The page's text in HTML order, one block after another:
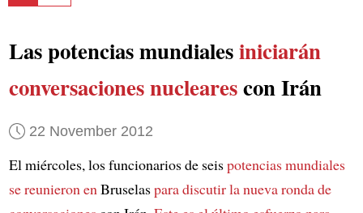
Las potencias mundialesiniciarán
conversaciones nuclearescon Irán
22 November 2012
El miércoles, los funcionarios de seispotencias mundiales
se reunieron enBruselaspara discutir la nueva ronda de